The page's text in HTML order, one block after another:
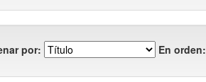
por: En orden: